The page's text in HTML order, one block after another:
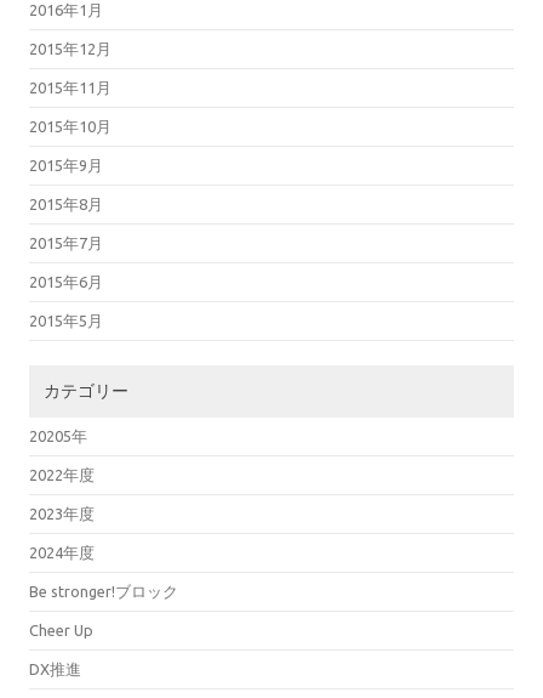
2016年1月
2015年12月
2015年11月
2015年10月
2015年9月
2015年8月
2015年7月
2015年6月
2015年5月
カテゴリー
20205年
2022年度
2023年度
2024年度
Be stronger!ブロック
Cheer Up
DX推進